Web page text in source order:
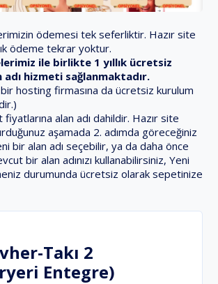
Takı 2
Entegre)
ödemesi tek seferliktir. Hazır site
ödeme tekrar yoktur.
ile birlikte 1 yıllık ücretsiz
hizmeti sağlanmaktadır.
hosting firmasına da ücretsiz kurulum
alan adı dahildir. Hazır site
aşamada 2. adımda göreceğiniz
bir alan adı seçebilir, ya da daha önce
bir alan adınızı kullanabilirsiniz, Yeni
durumunda ücretsiz olarak sepetinize